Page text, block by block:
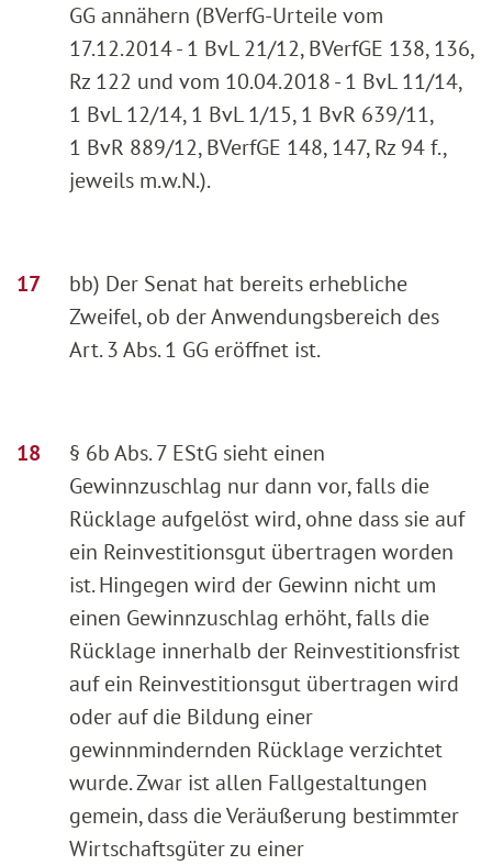
GG annähern (BVerfG-Urteile vom
17.12.2014 - 1 BvL 21/12, BVerfGE 138, 136,
Rz 122 und vom 10.04.2018 - 1 BvL 11/14,
1 BvL 12/14, 1 BvL 1/15, 1 BvR 639/11,
1 BvR 889/12, BVerfGE 148, 147, Rz 94 f.,
jeweils m.w.N.).
bb) Der Senat hat bereits erhebliche
Zweifel, ob der Anwendungsbereich des
Art. 3 Abs. 1 GG eröffnet ist.
§ 6b Abs. 7 EStG sieht einen
Gewinnzuschlag nur dann vor, falls die
Rücklage aufgelöst wird, ohne dass sie auf
ein Reinvestitionsgut übertragen worden
ist. Hingegen wird der Gewinn nicht um
einen Gewinnzuschlag erhöht, falls die
Rücklage innerhalb der Reinvestitionsfrist
auf ein Reinvestitionsgut übertragen wird
oder auf die Bildung einer
gewinnmindernden Rücklage verzichtet
wurde. Zwar ist allen Fallgestaltungen
gemein, dass die Veräußerung bestimmter
Wirtschaftsgüter zu einer